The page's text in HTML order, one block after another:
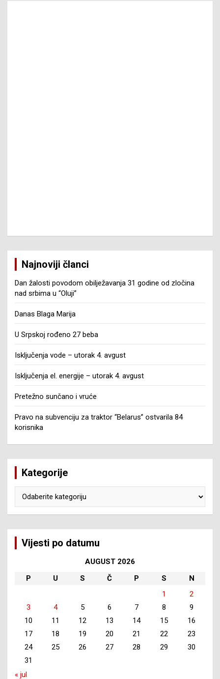
Najnoviji članci
Dan žalosti povodom obilježavanja 31 godine od zločina
nad srbima u “Oluji”
Danas Blaga Marija
U Srpskoj rođeno 27 beba
Isključenja vode – utorak 4. avgust
Isključenja el. energije – utorak 4. avgust
Pretežno sunčano i vruće
Pravo na subvenciju za traktor “Belarus” ostvarila 84
korisnika
Kategorije
Vijesti po datumu
AUGUST 2026
P
U S Č P S
N
1
2
3
4 5 6 7 8
9
10
11 12 13 14 15
16
17
18 19 20 21 22
23
24
25 26 27 28 29
30
31
« jul